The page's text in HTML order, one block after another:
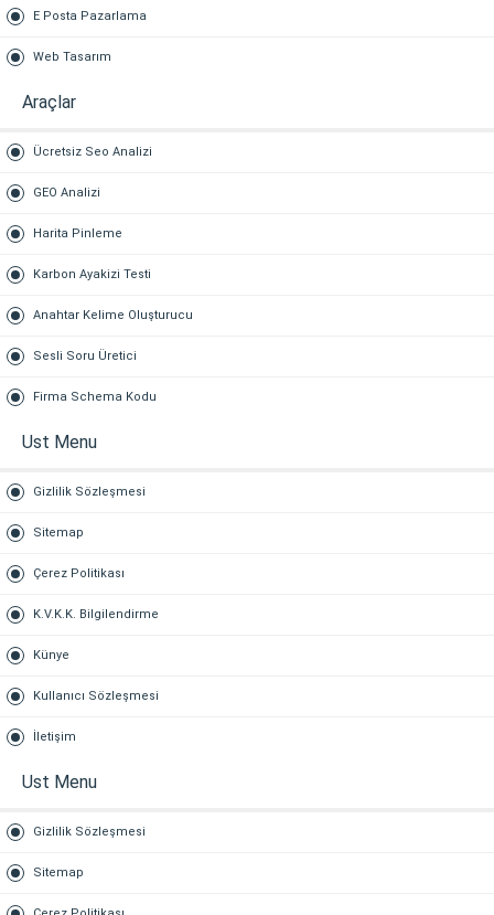
E Posta Pazarlama
Web Tasarım
Araçlar
Ücretsiz Seo Analizi
GEO Analizi
Harita Pinleme
Karbon Ayakizi Testi
Anahtar Kelime Oluşturucu
Sesli Soru Üretici
Firma Schema Kodu
Ust Menu
Gizlilik Sözleşmesi
Sitemap
Çerez Politikası
K.V.K.K. Bilgilendirme
Künye
Kullanıcı Sözleşmesi
İletişim
Ust Menu
Gizlilik Sözleşmesi
Sitemap